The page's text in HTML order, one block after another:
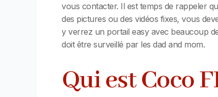
vous contacter. Il est temps de rappeler
des pictures ou des vidéos fixes, vous
y verrez un portail easy avec beaucoup
doit être surveillé par les dad and mom.
Qui est Coco